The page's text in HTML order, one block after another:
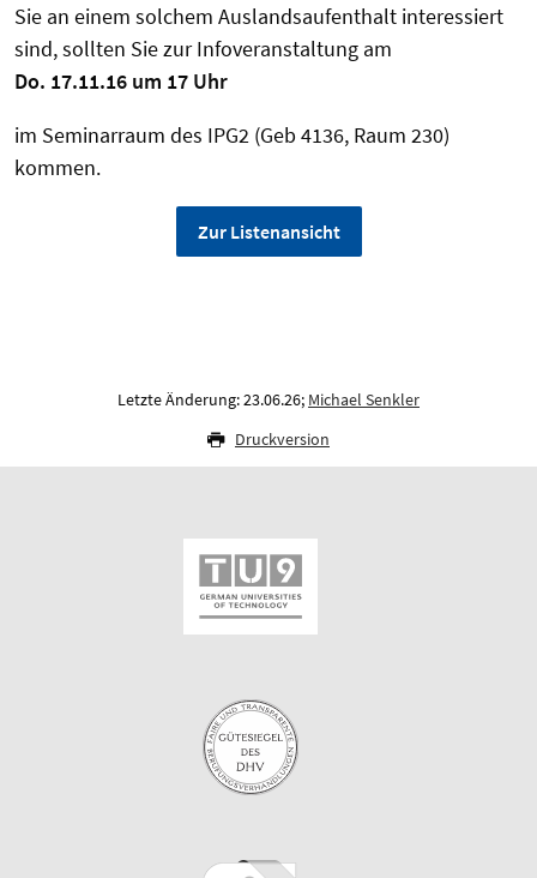
Sie an einem solchem Auslandsaufenthalt interessiert
sind, sollten Sie zur Infoveranstaltung am
Do. 17.11.16 um 17 Uhr
im Seminarraum des IPG2 (Geb 4136, Raum 230)
kommen.
Zur Listenansicht
Letzte Änderung: 23.06.26; Michael Senkler
Druckversion